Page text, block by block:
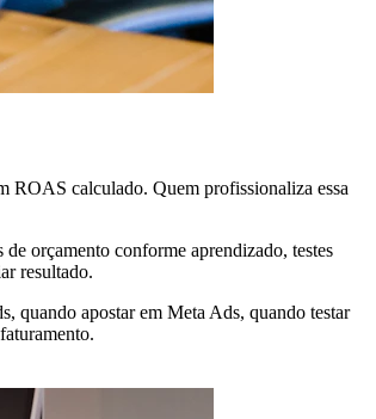
ROAS calculado. Quem profissionaliza essa
orçamento conforme aprendizado, testes
resultado.
quando apostar em Meta Ads, quando testar